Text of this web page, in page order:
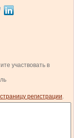
участвовать в
страницу регистрации.